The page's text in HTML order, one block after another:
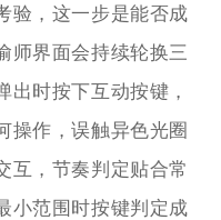
验，这一步是能否成
师界面会持续轮换三
时按下互动按键，
操作，误触异色光圈
互，节奏判定贴合常
小范围时按键判定成